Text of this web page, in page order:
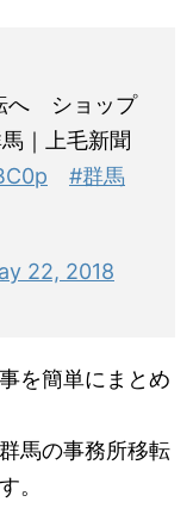
へ ショップ
｜上毛新聞
#群馬
22, 2018
を簡単にまとめ
馬の事務所移転
。